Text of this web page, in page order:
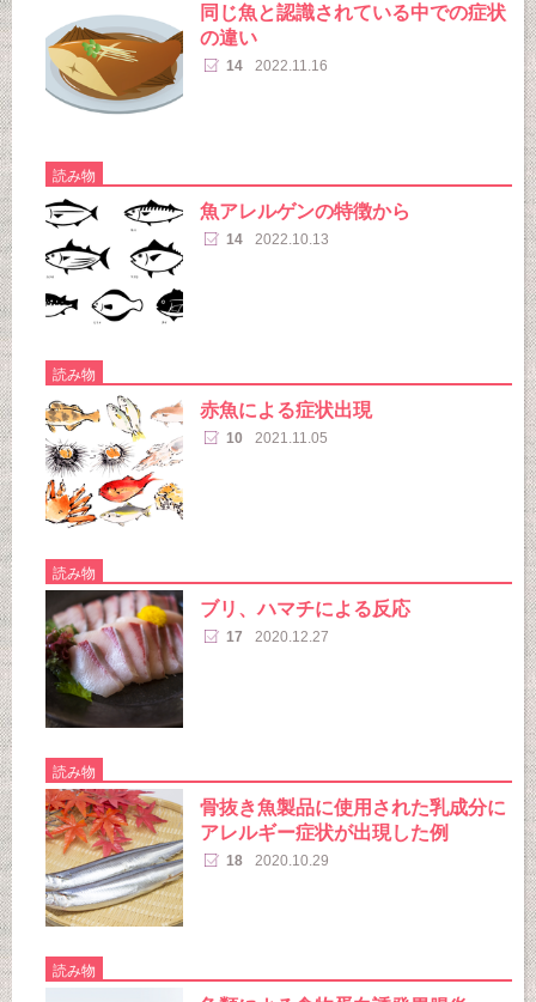
同じ魚と認識されている中での症状
の違い
14 2022.11.16
読み物
魚アレルゲンの特徴から
14 2022.10.13
読み物
赤魚による症状出現
10 2021.11.05
読み物
ブリ、ハマチによる反応
17 2020.12.27
読み物
骨抜き魚製品に使用された乳成分に
アレルギー症状が出現した例
18 2020.10.29
読み物